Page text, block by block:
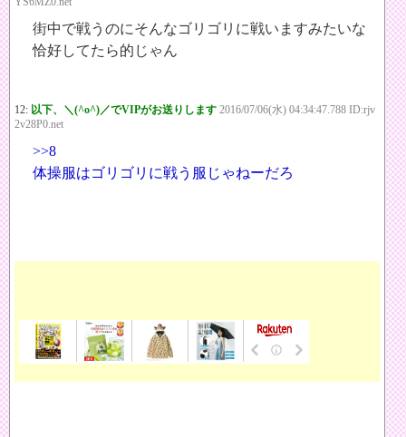
街中で戦うのにそんなゴリゴリに戦いますみたいな
恰好してたら的じゃん
12: 以下、＼(^o^)／でVIPがお送りします 2016/07/06(水) 04:34:47.788 ID:rjv
2v28P0.net
>>8
体操服はゴリゴリに戦う服じゃねーだろ